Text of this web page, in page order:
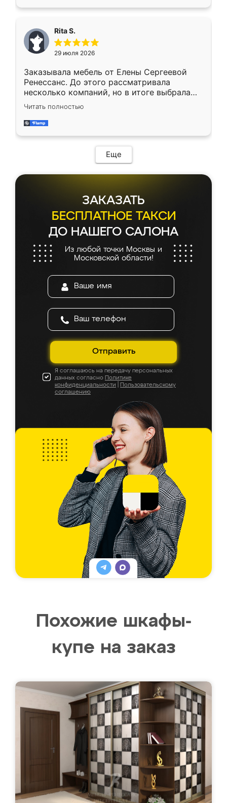
каких-либо доработок. Качеством осталась
довольна, все выглядит так, как и ожидала.
Rita S.
29 июля 2026
Заказывала мебель от Елены Сергеевой
Ренессанс. До этого рассматривала
несколько компаний, но в итоге выбрала
эту. Сначала обговорили условия, потом
приехал замерщик, всё спокойно объяснил
и снял размеры. Изготовили в срок, с
мебель сразу встала на свое место без
каких-либо доработок. Качеством осталась
довольна, все выглядит так, как и ожидала.
Читать полностью
Еще
ЗАКАЗАТЬ
БЕСПЛАТНОЕ ТАКСИ
ДО НАШЕГО САЛОНА
Из любой точки Москвы и
Московской области!
Отправить
Я соглашаюсь на передачу персональных
данных согласно Политике
конфиденциальности
Пользовательскому
соглашению
Похожие шкафы-
купе на заказ